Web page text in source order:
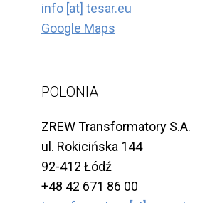
info [at] tesar.eu
Google Maps
POLONIA
ZREW Transformatory S.A.
ul. Rokicińska 144
92-412 Łódź
+48 42 671 86 00